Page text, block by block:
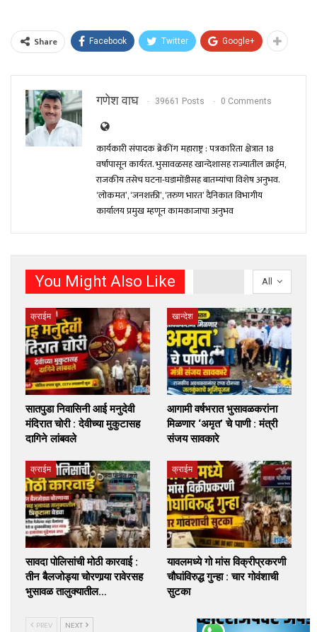
Share Facebook Twitter Google+
गणेश वाघ 39661 Posts 0 Comments
कार्यकारी संपादक ब्रेकींग महाराष्ट्र : पत्रकारिता क्षेत्रात 18
वर्षांपासून कार्यरत. भुसावळसह खान्देशासह राज्यातील क्राईम,
राजकीय तसेच घटना-घडामोंडीसह बातम्यांचा विशेष अनुभव.
‘लोकमत’, ‘जनशक्ती’, ‘तरुण भारत’ दैनिकात विभागीय
कार्यालय प्रमुख म्हणून कामकाजाचा अनुभव
All
You Might Also Like
क्राईम
सातपुडा निवासिनी आई मनुदेवी
मंदिरात चोरी : देवीच्या मुकुटासह
दागिने लांबवले
खान्देश
आगामी वर्षभरात भुसावळकरांना
मिळणार ‘अमृत’ चे पाणी : मंत्री
संजय सावकारे
क्राईम
सावदा पोलिसांची मोठी कारवाई :
तीन बैलजोड्या चोरणार्‍या रावेरसह
भुसावळ तालुक्यातील…
क्राईम
यावलमध्ये गो मांस विक्रीप्रकरणी
चौघांविरुद्ध गुन्हा : चार गोवंशाची
सुटका
PREV NEXT